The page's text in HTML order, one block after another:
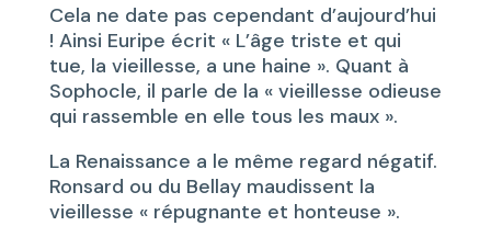
Cela ne date pas cependant d’aujourd’hui
! Ainsi Euripe écrit « L’âge triste et qui
tue, la vieillesse, a une haine ». Quant à
Sophocle, il parle de la « vieillesse odieuse
qui rassemble en elle tous les maux ».
La Renaissance a le même regard négatif.
Ronsard ou du Bellay maudissent la
vieillesse « répugnante et honteuse ».